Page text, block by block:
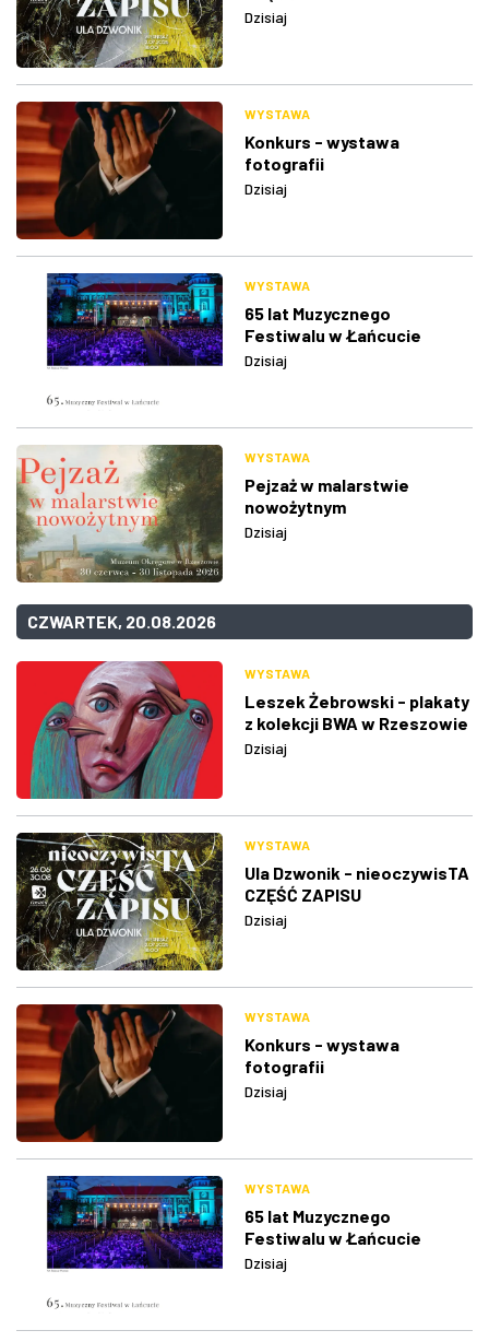
Dzisiaj
WYSTAWA
Konkurs - wystawa
fotografii
Dzisiaj
WYSTAWA
65 lat Muzycznego
Festiwalu w Łańcucie
Dzisiaj
WYSTAWA
Pejzaż w malarstwie
nowożytnym
Dzisiaj
CZWARTEK, 20.08.2026
WYSTAWA
Leszek Żebrowski - plakaty
z kolekcji BWA w Rzeszowie
Dzisiaj
WYSTAWA
Ula Dzwonik - nieoczywisTA
CZĘŚĆ ZAPISU
Dzisiaj
WYSTAWA
Konkurs - wystawa
fotografii
Dzisiaj
WYSTAWA
65 lat Muzycznego
Festiwalu w Łańcucie
Dzisiaj